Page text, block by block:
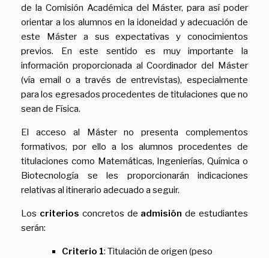
de la Comisión Académica del Máster, para así poder
orientar a los alumnos en la idoneidad y adecuación de
este Máster a sus expectativas y conocimientos
previos. En este sentido es muy importante la
información proporcionada al Coordinador del Máster
(vía email o a través de entrevistas), especialmente
para los egresados procedentes de titulaciones que no
sean de Física.
El acceso al Máster no presenta complementos
formativos, por ello a los alumnos procedentes de
titulaciones como Matemáticas, Ingenierías, Química o
Biotecnología se les proporcionarán indicaciones
relativas al itinerario adecuado a seguir.
Los criterios concretos de admisión de estudiantes
serán:
Criterio 1: Titulación de origen (peso